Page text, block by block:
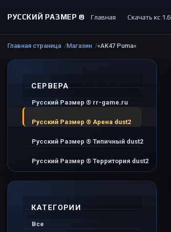
РУССКИЙ РАЗМЕР © Главная Скачать кс 1.6
Главная страница Магазин «AK47 Puma»
СЕРВЕРА
Русский Размер ® rr-game.ru
Русский Размер ® Арена dust2
Русский Размер ® Типичный dust2
Русский Размер ® Территория dust2
КАТЕГОРИИ
Все